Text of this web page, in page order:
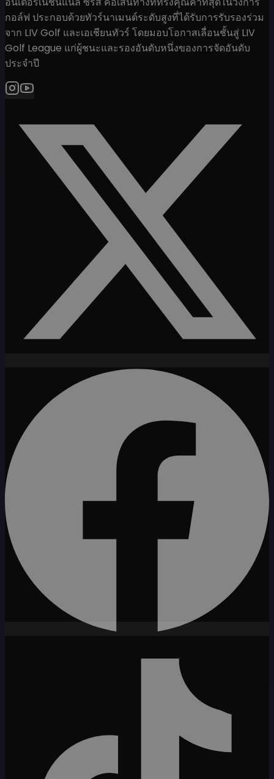
กอล์ฟ ประกอบด้วยทัวร์นาเมนต์ระดับสูงที่ได้รับการรับรองร่วม
จาก LIV Golf และเอเชียนทัวร์ โดยมอบโอกาสเลื่อนชั้นสู่ LIV
Golf League แก่ผู้ชนะและรองอันดับหนึ่งของการจัดอันดับ
ประจำปี